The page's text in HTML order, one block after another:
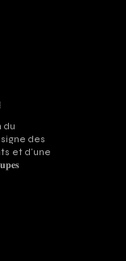
du
signe des
et d'une